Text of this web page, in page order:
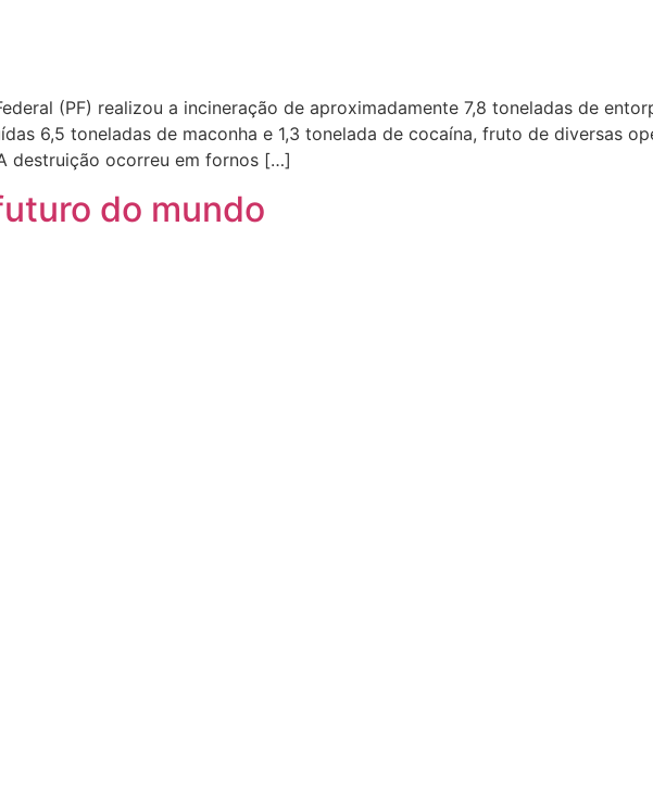
(PF) realizou a incineração de aproximadamente 7,8 toneladas de
6,5 toneladas de maconha e 1,3 tonelada de cocaína, fruto de diversas
destruição ocorreu em fornos […]
do mundo